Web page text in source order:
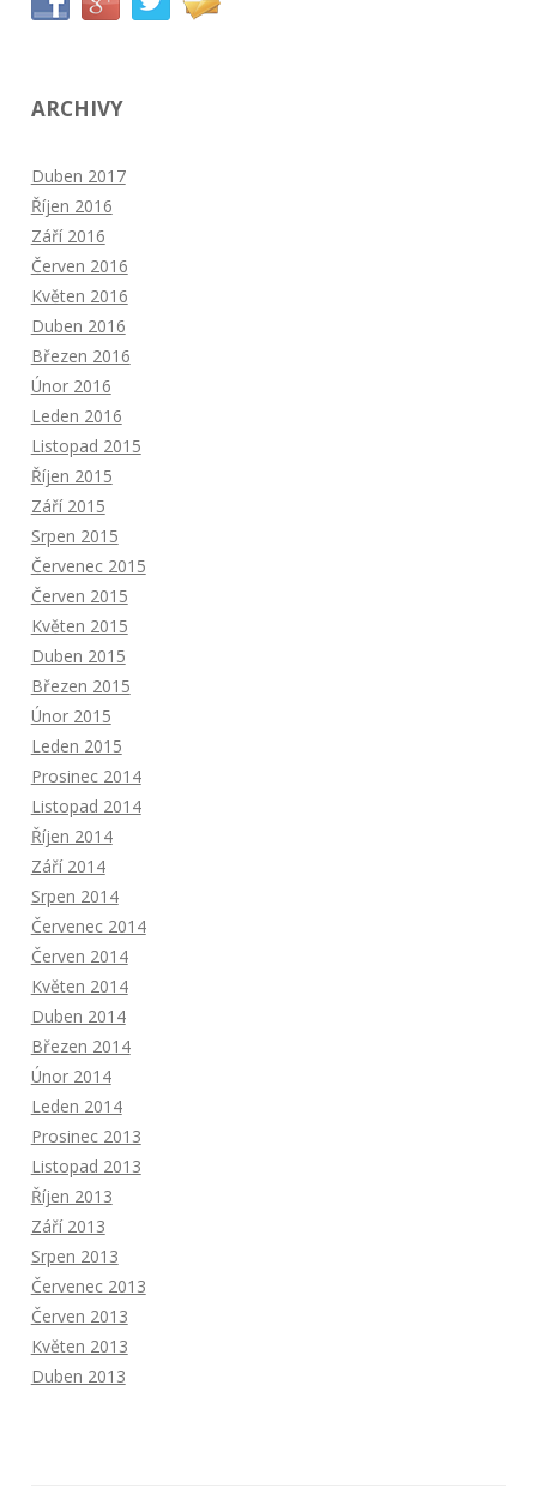
ARCHIVY
Duben 2017
Říjen 2016
Září 2016
Červen 2016
Květen 2016
Duben 2016
Březen 2016
Únor 2016
Leden 2016
Listopad 2015
Říjen 2015
Září 2015
Srpen 2015
Červenec 2015
Červen 2015
Květen 2015
Duben 2015
Březen 2015
Únor 2015
Leden 2015
Prosinec 2014
Listopad 2014
Říjen 2014
Září 2014
Srpen 2014
Červenec 2014
Červen 2014
Květen 2014
Duben 2014
Březen 2014
Únor 2014
Leden 2014
Prosinec 2013
Listopad 2013
Říjen 2013
Září 2013
Srpen 2013
Červenec 2013
Červen 2013
Květen 2013
Duben 2013